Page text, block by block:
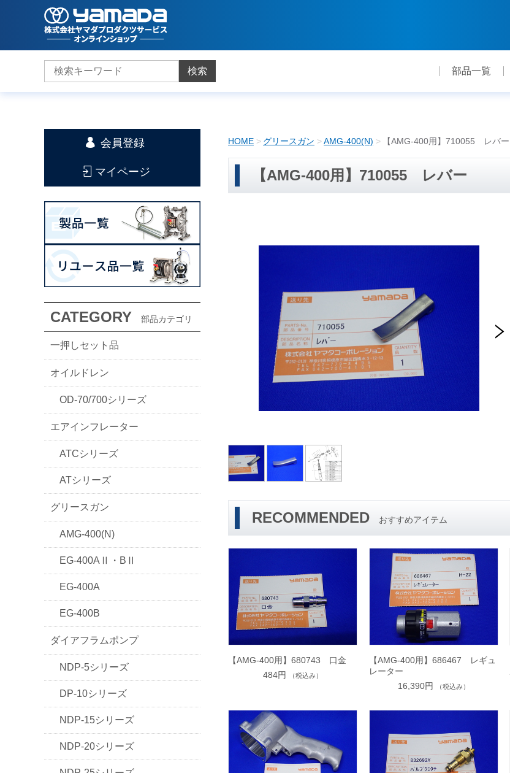
検索 部品一覧
HOME グリースガン AMG-400(N) 【AMG-400用】710055 レバー
【AMG-400用】710055 レバー
RECOMMENDED おすすめアイテム
【AMG-400用】680743 口金
484円
（税込み）
【AMG-400用】686467 レギュ
レーター
16,390円
（税込み）
会員登録
マイページ
CATEGORY 部品カテゴリ
一押しセット品
オイルドレン
OD-70/700シリーズ
エアインフレーター
ATCシリーズ
ATシリーズ
グリースガン
AMG-400(N)
EG-400AⅡ・BⅡ
EG-400A
EG-400B
ダイアフラムポンプ
NDP-5シリーズ
DP-10シリーズ
NDP-15シリーズ
NDP-20シリーズ